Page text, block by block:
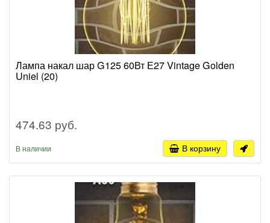
Лампа накал шар G125 60Вт Е27 Vintage Golden
Uniel (20)
474.63 руб.
В наличии В корзину